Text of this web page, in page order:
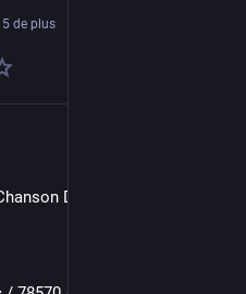
de plus
Dans la Ville